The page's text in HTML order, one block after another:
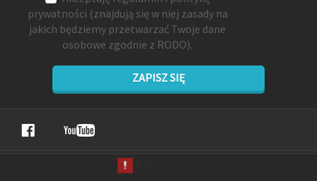
prywatności (znajdują się w niej zasady na
jakich będziemy przetwarzać Twoje dane
osobowe zgodnie z RODO).
ZAPISZ SIĘ